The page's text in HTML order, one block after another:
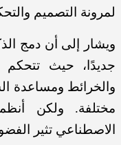
لمرونة التصميم
ويشار إلى أن دمج
جديدًا، حيث تتحكم
والخرائط ومساعدة
مختلفة. ولكن
الاصطناعي تثير